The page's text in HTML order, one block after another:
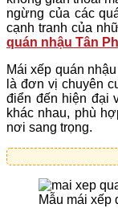
ngừng của các
cạnh tranh của
quán nhậu Tân
Mái xếp quán
là đơn vị chuyên
điển đến hiện đại
khác nhau, phù
nơi sang trọng.
Mẫu mái xếp